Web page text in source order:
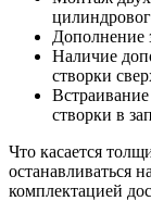
Дополнение
Наличие
створки
створки в
Что касается
останавливаться
комплектацией